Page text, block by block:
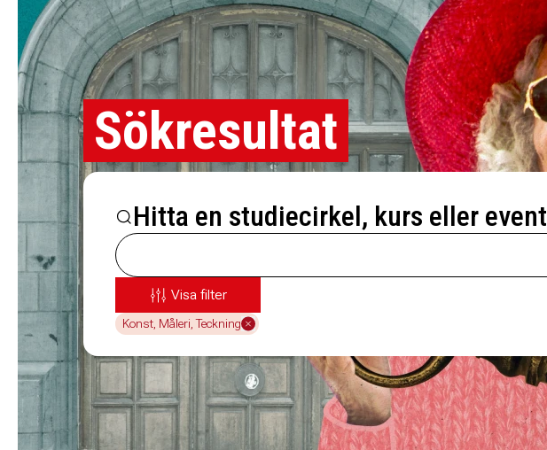
Sökresultat
Hitta en studiecirkel, kurs eller event
Visa filter
Konst, Måleri, Teckning